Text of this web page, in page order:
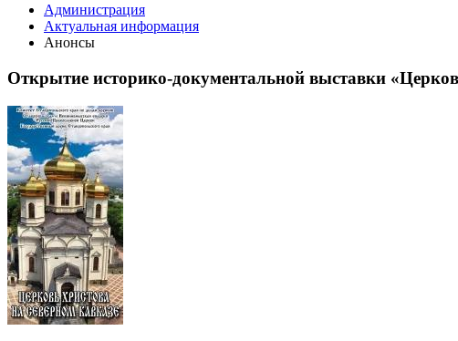
Администрация
Актуальная информация
Анонсы
Открытие историко-документальной выставки